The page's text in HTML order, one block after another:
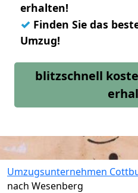
erhalten!
✓ Finden Sie das
Umzug!
blitzschnell
Umzugsunternehmen
nach Wesenberg